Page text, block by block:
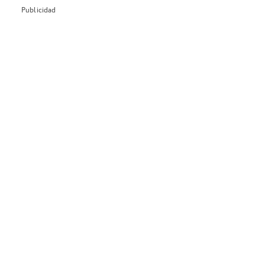
Publicidad